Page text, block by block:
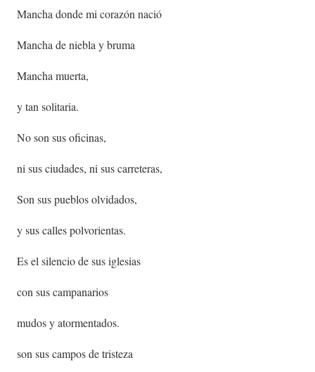
Mancha donde mi corazón nació
Mancha de niebla y bruma
Mancha muerta,
y tan solitaria.
No son sus oficinas,
ni sus ciudades, ni sus carreteras,
Son sus pueblos olvidados,
y sus calles polvorientas.
Es el silencio de sus iglesias
con sus campanarios
mudos y atormentados.
son sus campos de tristeza